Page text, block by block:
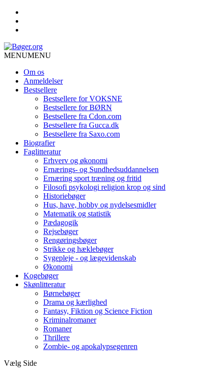
MENUMENU
Om os
Anmeldelser
Bestsellere
Bestsellere for VOKSNE
Bestsellere for BØRN
Bestsellere fra Cdon.com
Bestsellere fra Gucca.dk
Bestsellere fra Saxo.com
Biografier
Faglitteratur
Erhverv og økonomi
Ernærings- og Sundhedsuddannelsen
Ernæring sport træning og fritid
Filosofi psykologi religion krop og sind
Historiebøger
Hus, have, hobby og nydelsesmidler
Matematik og statistik
Pædagogik
Rejsebøger
Rengøringsbøger
Strikke og hæklebøger
Sygepleje - og lægevidenskab
Økonomi
Kogebøger
Skønlitteratur
Børnebøger
Drama og kærlighed
Fantasy, Fiktion og Science Fiction
Kriminalromaner
Romaner
Thrillere
Zombie- og apokalypsegenren
Vælg Side